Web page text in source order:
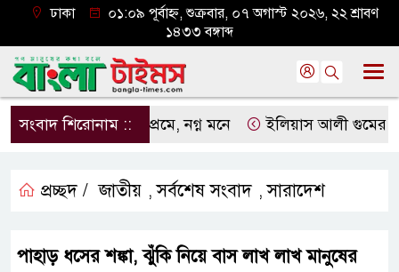
ঢাকা
০১:০৯ পূর্বাহ্ন, শুক্রবার, ০৭ অগাস্ট ২০২৬, ২২ শ্রাবণ
১৪৩৩ বঙ্গাব্দ
সংবাদ শিরোনাম ::নগ্ন প্রেমে, নগ্ন মনে ইলিয়াস আলী গুমের ঘটনা
প্রচ্ছদ / জাতীয় ,সর্বশেষ সংবাদ ,সারাদেশ
পাহাড় ধসের শঙ্কা, ঝুঁকি নিয়ে বাস লাখ লাখ মানুষের